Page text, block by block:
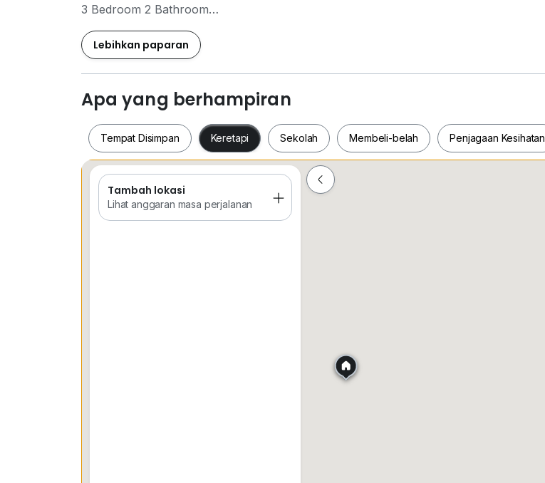
3 Bedroom 2 Bathroom
Fully Furnished
Block C High Floor
Private Lift
2 Car Park
International Lot
Freehold
24 Hours G&G
Rental: RM3400 Nego
Lebihkan paparan
Apa yang berhampiran
Tempat Disimpan Keretapi Sekolah Membeli-belah Penjagaan Kesihatan
Tempat Disimpan Sekolah
Tambah lokasi
Lihat anggaran masa perjalanan